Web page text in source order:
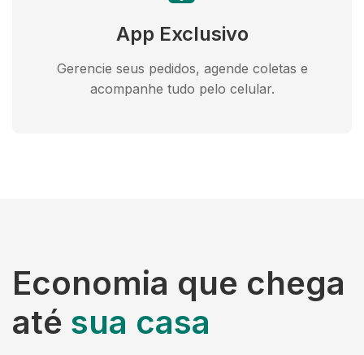
App Exclusivo
Gerencie seus pedidos, agende coletas e
acompanhe tudo pelo celular.
Economia que chega
até sua casa